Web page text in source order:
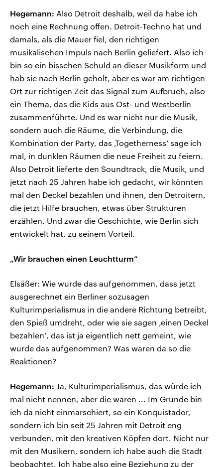
Hegemann: Also Detroit deshalb, weil da habe ich
noch eine Rechnung offen. Detroit-Techno hat und
damals, als die Mauer fiel, den richtigen
musikalischen Impuls nach Berlin geliefert. Also ich
bin so ein bisschen Schuld an dieser Musikform und
hab sie nach Berlin geholt, aber es war am richtigen
Ort zur richtigen Zeit das Signal zum Aufbruch, also
ein Thema, das die Kids aus Ost- und Westberlin
zusammenführte. Und es war nicht nur die Musik,
sondern auch die Räume, die Verbindung, die
Kombination der Party, das ‚Togetherness‘ sage ich
mal, in dunklen Räumen die neue Freiheit zu feiern.
Also Detroit lieferte den Soundtrack, die Musik, und
jetzt nach 25 Jahren habe ich gedacht, wir könnten
mal den Deckel bezahlen und ihnen, den Detroitern,
die jetzt Hilfe brauchen, etwas über Strukturen
erzählen. Und zwar die Geschichte, wie Berlin sich
entwickelt hat, zu seinem Vorteil.
„Wir brauchen einen Leuchtturm“
Elsäßer: Wie wurde das aufgenommen, dass jetzt
ausgerechnet ein Berliner sozusagen
Kulturimperialismus in die andere Richtung betreibt,
den Spieß umdreht, oder wie sie sagen ‚einen Deckel
bezahlen‘, das ist ja eigentlich nett gemeint, wie
wurde das aufgenommen? Was waren da so die
Reaktionen?
Hegemann: Ja, Kulturimperialismus, das würde ich
mal nicht nennen, aber die waren ... Im Grunde bin
ich da nicht einmarschiert, so ein Konquistador,
sondern ich bin seit 25 Jahren mit Detroit eng
verbunden, mit den kreativen Köpfen dort. Nicht nur
mit den Musikern, sondern ich habe auch die Stadt
beobachtet. Ich habe also eine Beziehung zu der